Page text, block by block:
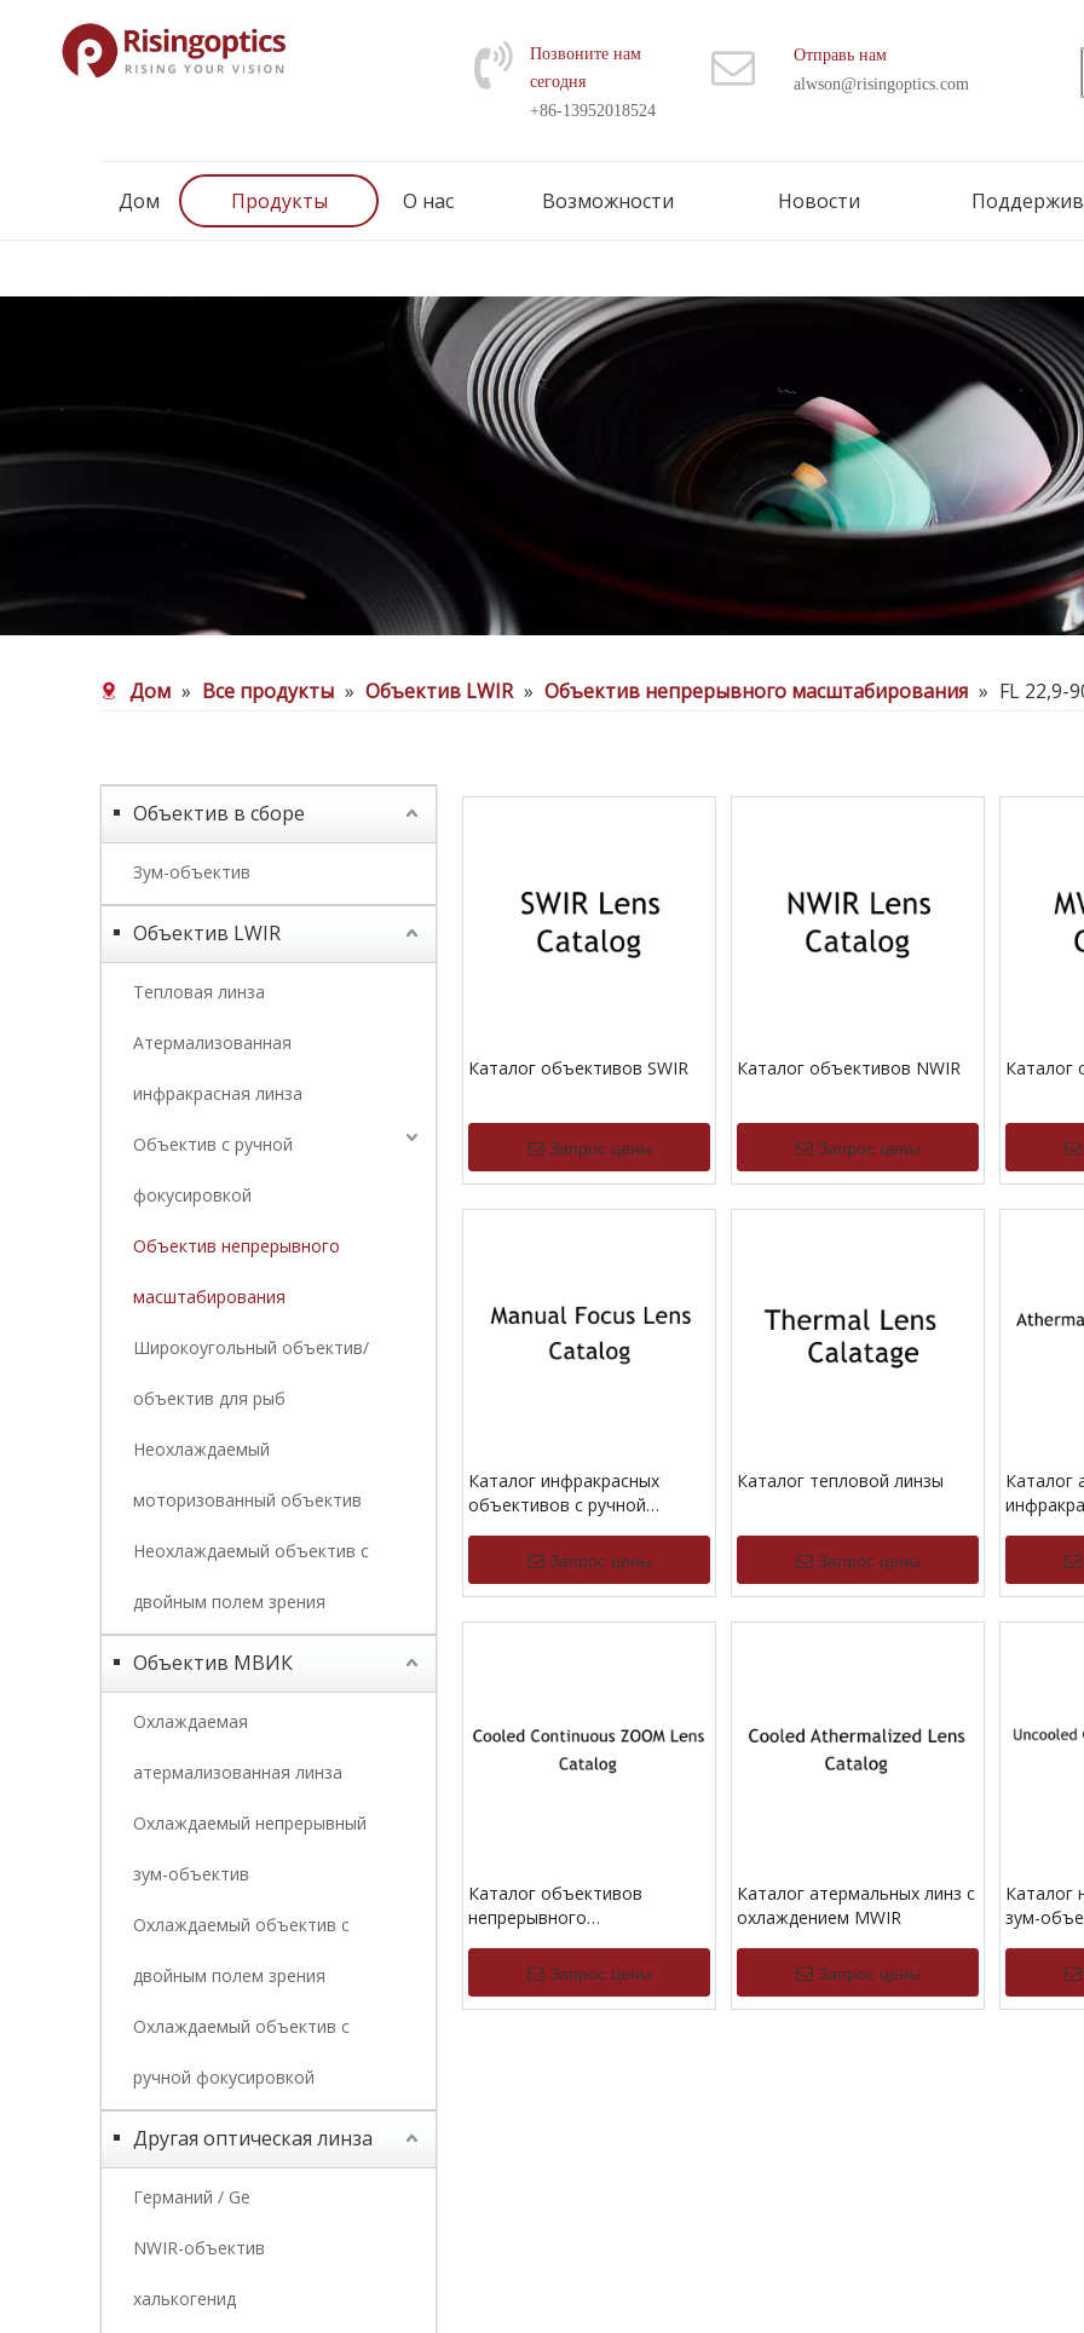
Позвоните нам
сегодня
+86-13952018524
Отправь нам
alwson@risingoptics.com
Дом Продукты О нас Возможности Новости
Дом » Все продукты » Объектив LWIR » Объектив непрерывного масштабирования » FL 22,9-
Объектив в сборе
Зум-объектив
Объектив LWIR
Тепловая линза
Атермализованная
инфракрасная линза
Объектив с ручной
фокусировкой
Объектив непрерывного
масштабирования
Широкоугольный объектив/
объектив для рыб
Неохлаждаемый
моторизованный объектив
Неохлаждаемый объектив с
двойным полем зрения
Объектив МВИК
Охлаждаемая
атермализованная линза
Охлаждаемый непрерывный
зум-объектив
Охлаждаемый объектив с
двойным полем зрения
Охлаждаемый объектив с
ручной фокусировкой
Другая оптическая линза
Германий / Ge
NWIR-объектив
халькогенид
Каталог объективов SWIR
Запрос цены
Каталог объективов NWIR
Запрос цены
Каталог
Каталог инфракрасных
объективов с ручной
Запрос цены
Каталог тепловой линзы
Запрос цены
Каталог
Каталог объективов
непрерывного
охлаждением MWIR
Запрос цены
Каталог атермальных линз с
охлаждением MWIR
Запрос цены
Каталог
зум-